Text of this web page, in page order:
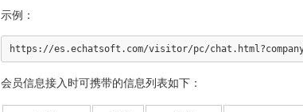
示例：
会员信息接入时可携带的信息列表如下：